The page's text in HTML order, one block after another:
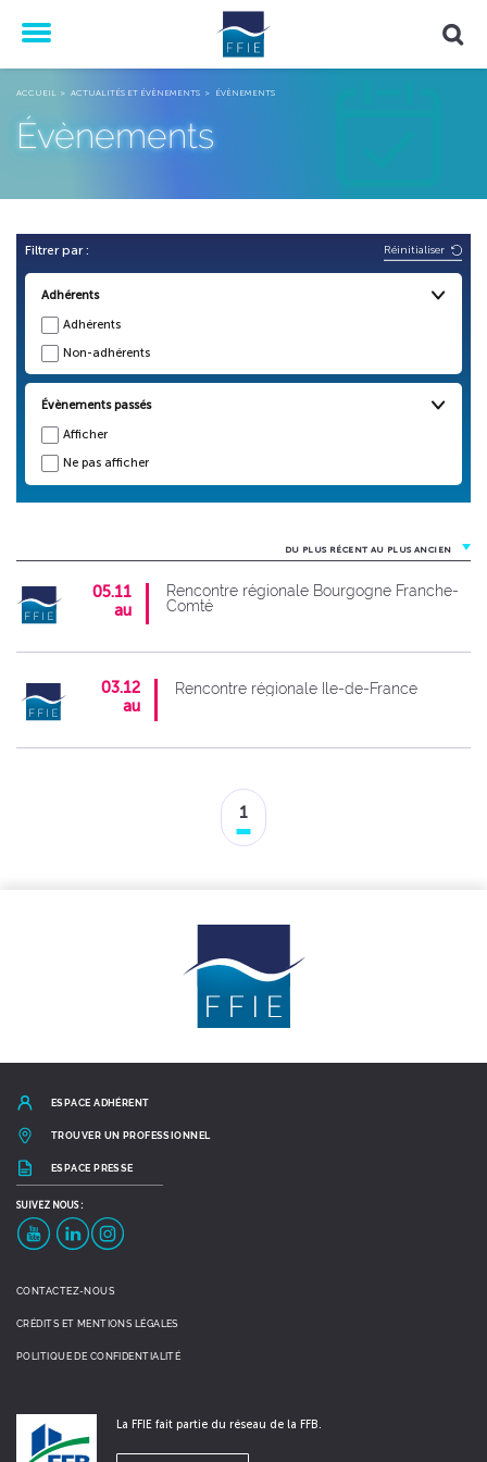
ACCUEIL
ACTUALITÉS ET ÉVÈNEMENTS ÉVÈNEMENTS
Évènements
Filtrer par : Réinitialiser
Adhérents
Adhérents
Non-adhérents
Évènements passés
Afficher
Ne pas afficher
DU PLUS RÉCENT AU PLUS ANCIEN
05.11
au
Rencontre régionale Bourgogne Franche-
Comté
03.12
au
Rencontre régionale Ile-de-France
1
ESPACE ADHÉRENT
TROUVER UN PROFESSIONNEL
ESPACE PRESSE
SUIVEZ NOUS :
CONTACTEZ-NOUS
CRÉDITS ET MENTIONS LÉGALES
POLITIQUE DE CONFIDENTIALITÉ
La FFIE fait partie du réseau de la FFB.